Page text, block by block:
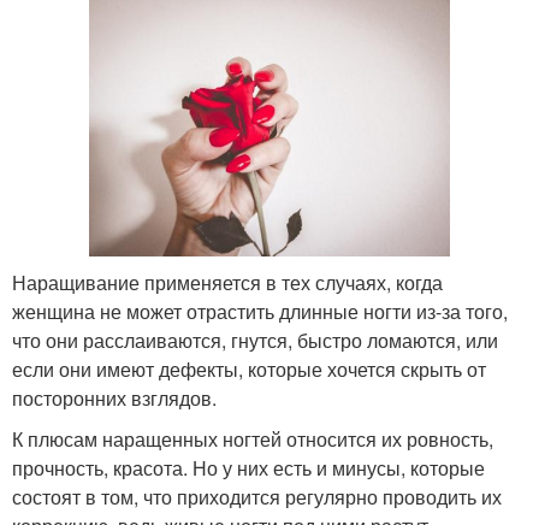
Наращивание применяется в тех случаях, когда
женщина не может отрастить длинные ногти из-за того,
что они расслаиваются, гнутся, быстро ломаются, или
если они имеют дефекты, которые хочется скрыть от
посторонних взглядов.
К плюсам наращенных ногтей относится их ровность,
прочность, красота. Но у них есть и минусы, которые
состоят в том, что приходится регулярно проводить их